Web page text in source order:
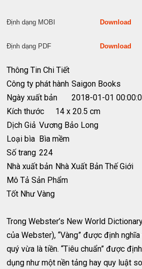
Định dạng MOBI Download
Định dạng PDF Download
Thông Tin Chi Tiết
Công ty phát hành Saigon Books
Ngày xuất bản
2018-01-01
Kích thước
14 x 20.5 cm
Dịch Giả Vương Bảo Long
Loại bìa Bìa mềm
Số trang 224
Nhà xuất bản Nhà Xuất Bản Thế Giới
Mô Tả Sản Phẩm
Tốt Như Vàng
Trong Webster’s New World
của Webster), “Vàng” được định
quý vừa là tiền. “Tiêu chuẩn” được
dụng như một nền tảng hay quy luật